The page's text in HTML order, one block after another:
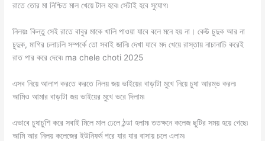
রাতে তোর মা নিশ্চিত মাল খেয়ে টাল হবে৷ সেটাই হবে সুযোগ৷
নিলয়ঃ কিন্তু সেই রাতে বাবুর মাকে খালি পাওয়া যাবে বলে মনে হয় না। কেউ চুদুক আর না
চুদুক, মাগির ঢলাঢলি সম্পর্কে তো সবাই জানি৷ দেখা যাবে মদ খেয়ে রাস্তায় নাচানাচি করেই
রাত পার করে দেবে৷ ma chele choti 2025
এসব নিয়ে আলাপ করতে করতে নিলয় জয় ভাইয়ের বাড়াটা মুখে নিয়ে চুষা আরম্ভ করল৷
আমিও আমার বাড়াটা জয় ভাইয়ের মুখে ভরে দিলাম৷
এভাবে চুষাচুশি করে সবাই মিলে মাল ঢেলে ঠন্ডা হলাম৷ ততক্ষনে কলেজ ছুটির সময় হয়ে গেছে৷
আমি আর নিলয় কলেজের ইউনিফর্ম পরে যার যার বাসায় চলে এলাম৷